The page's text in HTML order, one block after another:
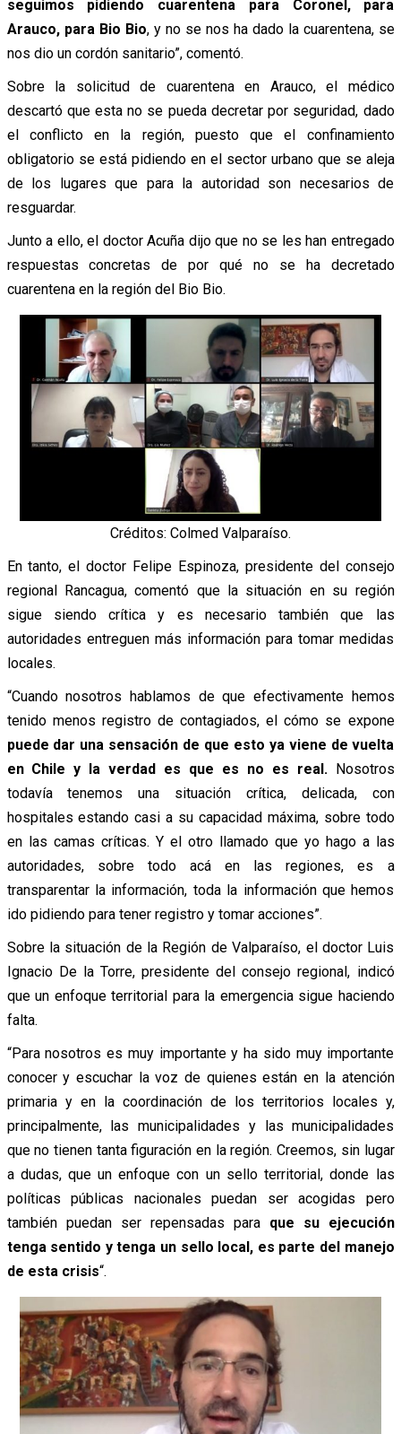
seguimos pidiendo cuarentena para Coronel, para
Arauco, para Bio Bio, y no se nos ha dado la cuarentena, se
nos dio un cordón sanitario”, comentó.
Sobre la solicitud de cuarentena en Arauco, el médico
descartó que esta no se pueda decretar por seguridad, dado
el conflicto en la región, puesto que el confinamiento
obligatorio se está pidiendo en el sector urbano que se aleja
de los lugares que para la autoridad son necesarios de
resguardar.
Junto a ello, el doctor Acuña dijo que no se les han entregado
respuestas concretas de por qué no se ha decretado
cuarentena en la región del Bio Bio.
Créditos: Colmed Valparaíso.
En tanto, el doctor Felipe Espinoza, presidente del consejo
regional Rancagua, comentó que la situación en su región
sigue siendo crítica y es necesario también que las
autoridades entreguen más información para tomar medidas
locales.
“Cuando nosotros hablamos de que efectivamente hemos
tenido menos registro de contagiados, el cómo se expone
puede dar una sensación de que esto ya viene de vuelta
en Chile y la verdad es que es no es real.Nosotros
todavía tenemos una situación crítica, delicada, con
hospitales estando casi a su capacidad máxima, sobre todo
en las camas críticas. Y el otro llamado que yo hago a las
autoridades, sobre todo acá en las regiones, es a
transparentar la información, toda la información que hemos
ido pidiendo para tener registro y tomar acciones”.
Sobre la situación de la Región de Valparaíso, el doctor Luis
Ignacio De la Torre, presidente del consejo regional, indicó
que un enfoque territorial para la emergencia sigue haciendo
falta.
“Para nosotros es muy importante y ha sido muy importante
conocer y escuchar la voz de quienes están en la atención
primaria y en la coordinación de los territorios locales y,
principalmente, las municipalidades y las municipalidades
que no tienen tanta figuración en la región. Creemos, sin lugar
a dudas, que un enfoque con un sello territorial, donde las
políticas públicas nacionales puedan ser acogidas pero
también puedan ser repensadas para que su ejecución
tenga sentido y tenga un sello local, es parte del manejo
de esta crisis“.